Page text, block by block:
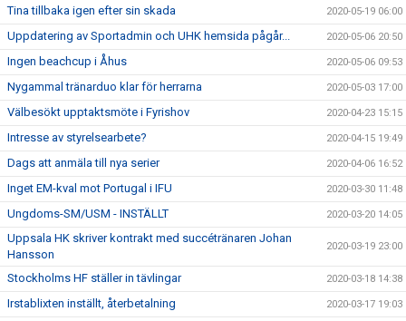
Tina tillbaka igen efter sin skada 2020-05-19 06:00
Uppdatering av Sportadmin och UHK hemsida pågår... 2020-05-06 20:50
Ingen beachcup i Åhus 2020-05-06 09:53
Nygammal tränarduo klar för herrarna 2020-05-03 17:00
Välbesökt upptaktsmöte i Fyrishov 2020-04-23 15:15
Intresse av styrelsearbete? 2020-04-15 19:49
Dags att anmäla till nya serier 2020-04-06 16:52
Inget EM-kval mot Portugal i IFU 2020-03-30 11:48
Ungdoms-SM/USM - INSTÄLLT 2020-03-20 14:05
Uppsala HK skriver kontrakt med succétränaren Johan
Hansson
2020-03-19 23:00
Stockholms HF ställer in tävlingar 2020-03-18 14:38
Irstablixten inställt, återbetalning 2020-03-17 19:03